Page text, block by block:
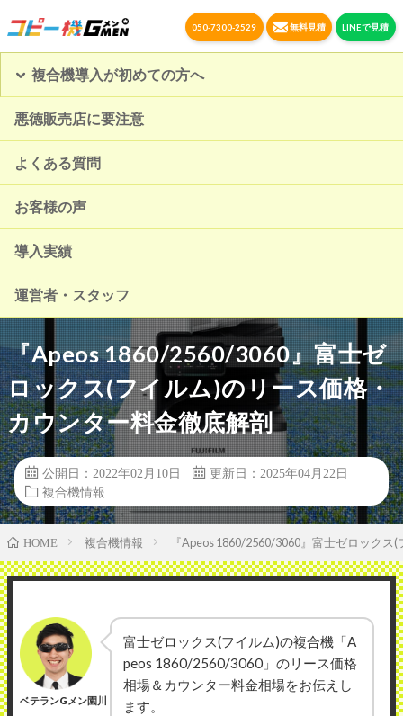
050-7300-2529 無料見積 LINEで見積
複合機導入が初めての方へ
悪徳販売店に要注意
よくある質問
お客様の声
導入実績
運営者・スタッフ
『Apeos 1860/2560/3060』富士ゼ
ロックス(フイルム)のリース価格・
カウンター料金徹底解剖
公開日：2022年02月10日
更新日：2025年04月22日
複合機情報
HOME 複合機情報 『Apeos 1860/2560/3060』富士ゼロック
ベテランGメン園川
富士ゼロックス(フイルム)の複合機「A
peos 1860/2560/3060」のリース価格
相場＆カウンター料金相場をお伝えし
ます。